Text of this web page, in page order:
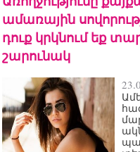
ամառային
դուք կրկնում եք
շարունակ